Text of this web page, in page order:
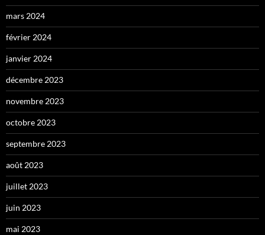
mars 2024
février 2024
janvier 2024
décembre 2023
novembre 2023
octobre 2023
septembre 2023
août 2023
juillet 2023
juin 2023
mai 2023